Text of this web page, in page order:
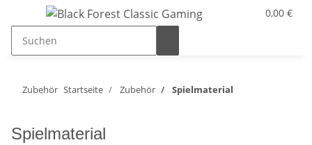
0,00 €
Zubehör Startseite Zubehör Spielmaterial
Spielmaterial